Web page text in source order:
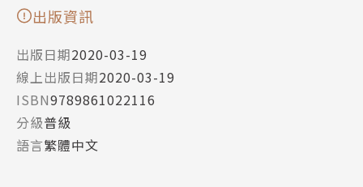
出版資訊
出版日期2020-03-19
線上出版日期2020-03-19
ISBN9789861022116
分級普級
語言繁體中文